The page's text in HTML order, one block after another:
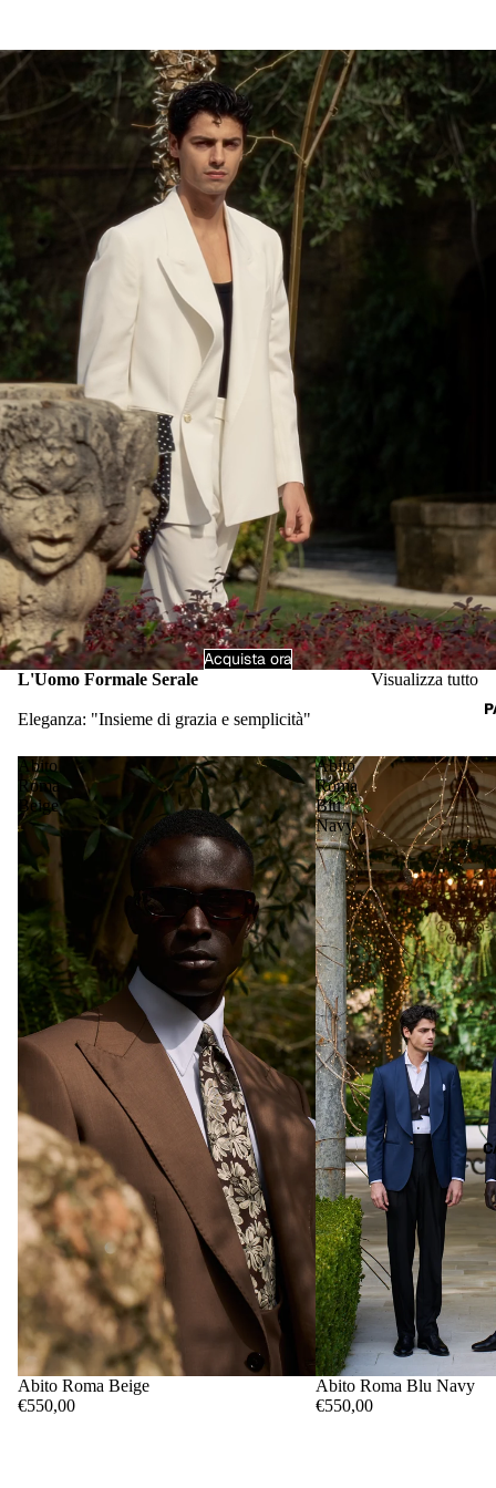
Acquista ora
L'Uomo Formale Serale
Eleganza: "Insieme di grazia e semplicità"
Visualizza tutto
Abito
Roma
Beige
Abito Roma Beige
€550,00
Abito
Roma
Blu
Navy
Abito Roma Blu Navy
€550,00